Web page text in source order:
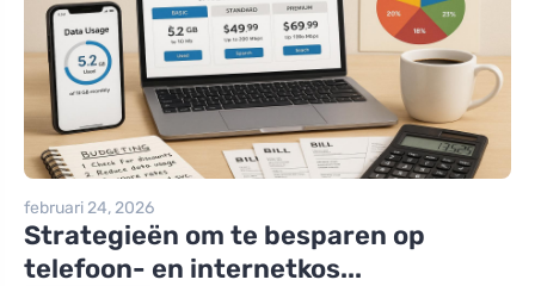
februari 24, 2026
Strategieën om te besparen op
telefoon- en internetkos...